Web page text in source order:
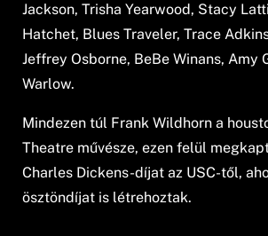
Jackson, Trisha Yearwood, Stacy
Hatchet, Blues Traveler, Trace
Jeffrey Osborne, BeBe Winans, Amy
Warlow.
Mindezen túl Frank Wildhorn a
Theatre művésze, ezen felül
Charles Dickens-díjat az USC-től,
ösztöndíjat is létrehoztak.